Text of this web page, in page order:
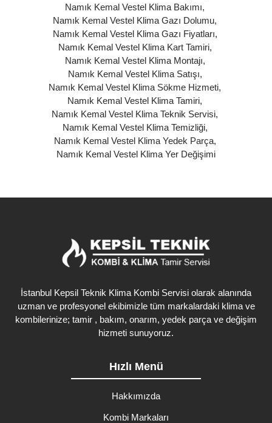
Namık Kemal Vestel Klima Bakımı,
Namık Kemal Vestel Klima Gazı Dolumu,
Namık Kemal Vestel Klima Gazı Fiyatları,
Namık Kemal Vestel Klima Kart Tamiri,
Namık Kemal Vestel Klima Montajı,
Namık Kemal Vestel Klima Satışı,
Namık Kemal Vestel Klima Sökme Hizmeti,
Namık Kemal Vestel Klima Tamiri,
Namık Kemal Vestel Klima Teknik Servisi,
Namık Kemal Vestel Klima Temizliği,
Namık Kemal Vestel Klima Yedek Parça,
Namık Kemal Vestel Klima Yer Değişimi
İstanbul Kepsil Teknik Klima Kombi Servisi olarak alanında
uzman ve profesyonel ekibimizle tüm markalardaki klima ve
kombilerinize; tamir , bakım, onarım, yedek parça ve değişim
hizmeti sunuyoruz.
Hızlı Menü
Hakkımızda
Kombi Markaları